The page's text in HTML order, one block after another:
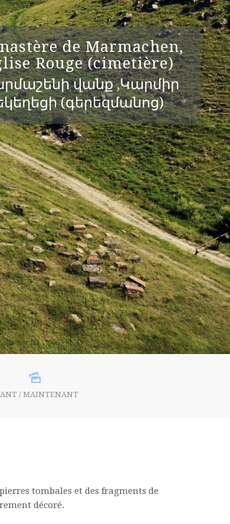
de Marmachen,
Rouge (cimetière)
վանք ,Կարմիր
(գերեզմանոց)
/ MAINTENANT
tombales et des fragments de
décoré.